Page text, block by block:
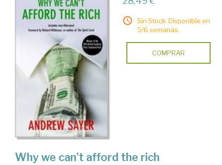
Sin Stock. Disponible en
5/6 semanas.
COMPRAR
Why we can't afford the rich